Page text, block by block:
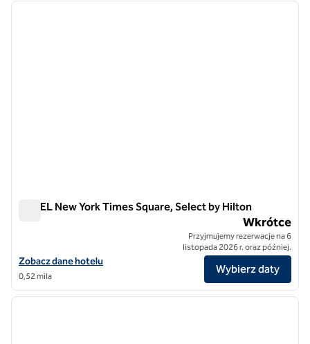
1 z 12
YOTEL New York Times Square, Select by Hilton
YOTEL New York Times Square, Select by Hilton
Zobacz szczegóły hotelu YOTEL New York Times Square, Select by
Zobacz dane hotelu
0,52 mila
Wkrótce
Przyjmujemy rezerwacje na 6
listopada 2026 r. oraz później.
Wybierz daty
1/11
1 z 11